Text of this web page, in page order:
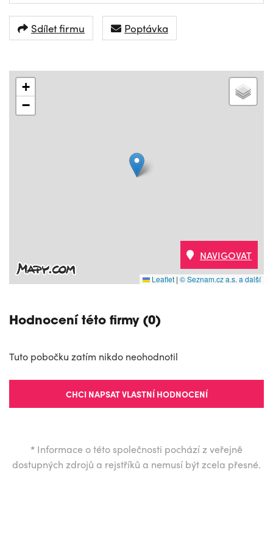
Sdílet firmu Poptávka
+
−
Leaflet | © Seznam.cz a.s. a další
NAVIGOVAT
Hodnocení této firmy (0)
Tuto pobočku zatím nikdo neohodnotil
CHCI NAPSAT VLASTNÍ HODNOCENÍ
* Informace o této společnosti pochází z veřejně
dostupných zdrojů a rejstříků a nemusí být zcela přesné.